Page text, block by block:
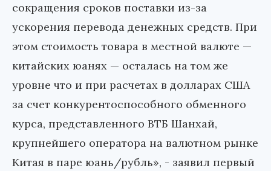
сокращения сроков поставки из-за
ускорения перевода денежных средств. При
этом стоимость товара в местной валюте —
китайских юанях — осталась на том же
уровне что и при расчетах в долларах США
за счет конкурентоспособного обменного
курса, представленного ВТБ Шанхай,
крупнейшего оператора на валютном рынке
Китая в паре юань/рубль», - заявил первый